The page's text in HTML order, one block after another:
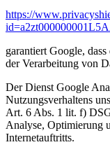
https://
garantiert Google,
der Verarbeitung von
Der Dienst Google
Nutzungsverhaltens
Art. 6 Abs. 1 lit. f)
Analyse, Optimierung
Internetauftritts.